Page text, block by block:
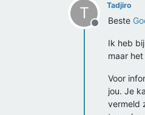
T
Offline
Tadjiro
Beste
Ik heb
maar
Voor
jou. Je
vermeld